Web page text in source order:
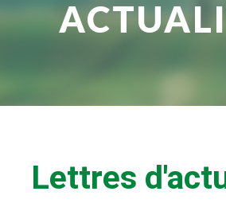
Lettres